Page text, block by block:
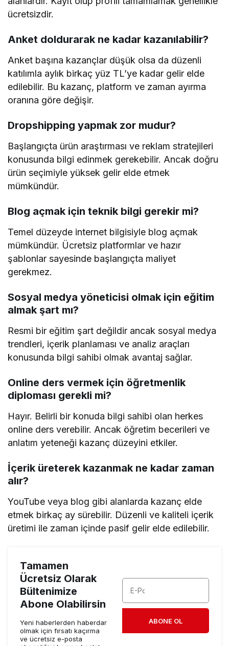
ücretsizdir.
Anket doldurarak ne kadar kazanılabilir?
Anket başına kazançlar düşük olsa da düzenli
katılımla aylık birkaç yüz TL’ye kadar gelir elde
edilebilir. Bu kazanç, platform ve zaman ayırma
oranına göre değişir.
Dropshipping yapmak zor mudur?
Başlangıçta ürün araştırması ve reklam stratejileri
konusunda bilgi edinmek gerekebilir. Ancak doğru
ürün seçimiyle yüksek gelir elde etmek
mümkündür.
Blog açmak için teknik bilgi gerekir mi?
Temel düzeyde internet bilgisiyle blog açmak
mümkündür. Ücretsiz platformlar ve hazır
şablonlar sayesinde başlangıçta maliyet
gerekmez.
Sosyal medya yöneticisi olmak için eğitim
almak şart mı?
Resmi bir eğitim şart değildir ancak sosyal medya
trendleri, içerik planlaması ve analiz araçları
konusunda bilgi sahibi olmak avantaj sağlar.
Online ders vermek için öğretmenlik
diploması gerekli mi?
Hayır. Belirli bir konuda bilgi sahibi olan herkes
online ders verebilir. Ancak öğretim becerileri ve
anlatım yeteneği kazanç düzeyini etkiler.
İçerik üreterek kazanmak ne kadar zaman
alır?
YouTube veya blog gibi alanlarda kazanç elde
etmek birkaç ay sürebilir. Düzenli ve kaliteli içerik
üretimi ile zaman içinde pasif gelir elde edilebilir.
Tamamen
Ücretsiz Olarak
Bültenimize
Abone Olabilirsin
Yeni haberlerden haberdar
olmak için fırsatı kaçırma
ve ücretsiz e-posta
ABONE OL